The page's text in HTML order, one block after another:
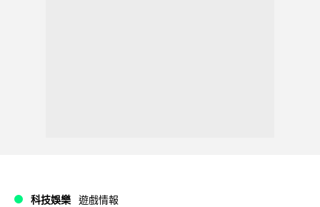
科技娛樂 遊戲情報